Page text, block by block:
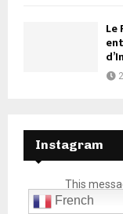
Le
Instagram
This
Please fill the
French